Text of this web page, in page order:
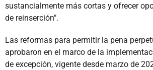
sustancialmente más cortas y ofrecer
de reinserción".
Las reformas para permitir la pena
aprobaron en el marco de la
de excepción, vigente desde marzo de